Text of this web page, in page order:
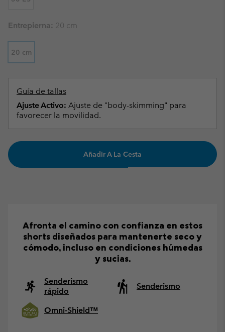
Entrepierna: 20 cm
20 cm
Guía de tallas
Ajuste Activo: Ajuste de "body-skimming" para
favorecer la movilidad.
Añadir A La Cesta
Afronta el camino con confianza en estos
shorts diseñados para mantenerte seco y
cómodo, incluso en condiciones húmedas
y sucias.
Senderismo
rápido
Senderismo
Omni-Shield™